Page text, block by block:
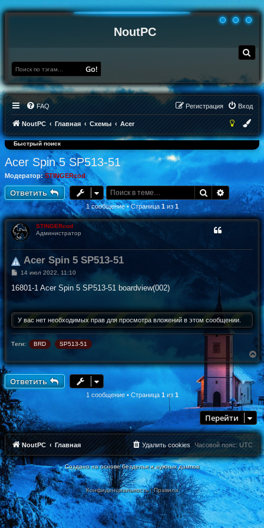
NoutPC
о
Go!
FAQ Вход
Регистрация
NoutPC Главная Схемы Acer
Быстрый поиск
Acer Spin 5 SP513-51
Модератор: STINGERcod
Ответить Поиск
1 сообщение • Страница 1из1
STINGERcod
Администратор
Acer Spin 5 SP513-51
С
о
е
н
и
е
14 июл 2022, 11:10
16801-1 Acer Spin 5 SP513-51 boardview(002)
У вас нет необходимых прав для просмотра вложений в этом сообщении.
Теги: BRD SP513-51
В
е
р
н
т
ь
с
я
к
н
ч
а
л
у
Ответить
1 сообщение • Страница 1из 1
Перейти
NoutPC Главная Часовой пояс: UTC
Удалить cookies
Создано на основе безделья и нужных дампов
Конфиденциальность|Правила